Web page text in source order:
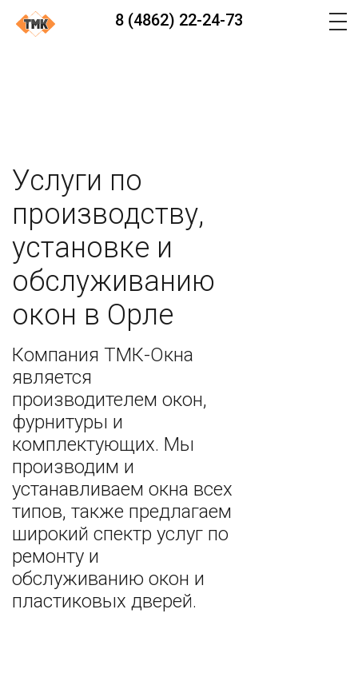
8 (4862) 22-24-73
Услуги по
производству,
установке и
обслуживанию
окон в Орле
Компания ТМК-Окна
является
производителем окон,
фурнитуры и
комплектующих. Мы
производим и
устанавливаем окна всех
типов, также предлагаем
широкий спектр услуг по
ремонту и
обслуживанию окон и
пластиковых дверей.